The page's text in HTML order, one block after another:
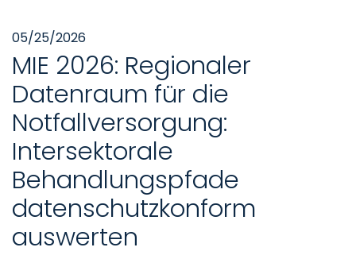
05/25/2026
MIE 2026: Regionaler
Datenraum für die
Notfallversorgung:
Intersektorale
Behandlungspfade
datenschutzkonform
auswerten